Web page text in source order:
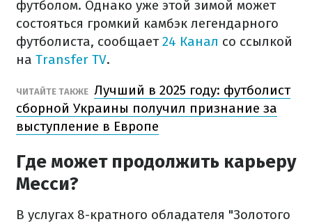
футболом. Однако уже этой зимой может
состояться громкий камбэк легендарного
футболиста, сообщает24 Канал со ссылкой
на Transfer TV.
ЧИТАЙТЕ ТАКЖЕ Лучший в 2025 году: футболист
сборной Украины получил признание за
выступление в Европе
Где может продолжить карьеру
Месси?
В услугах 8-кратного обладателя "Золотого